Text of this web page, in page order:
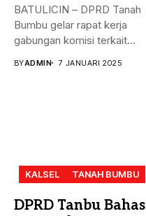
BATULICIN – DPRD Tanah
Bumbu gelar rapat kerja
gabungan komisi terkait
BYADMIN 7 JANUARI 2025
KALSEL TANAH BUMBU
DPRD Tanbu Bahas